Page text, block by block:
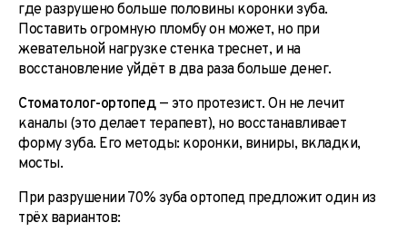
где разрушено больше половины коронки зуба.
Поставить огромную пломбу он может, но при
жевательной нагрузке стенка треснет, и на
восстановление уйдёт в два раза больше денег.
Стоматолог-ортопед— это протезист. Он не лечит
каналы (это делает терапевт), но восстанавливает
форму зуба. Его методы: коронки, виниры, вкладки,
мосты.
При разрушении 70% зуба ортопед предложит один из
трёх вариантов: